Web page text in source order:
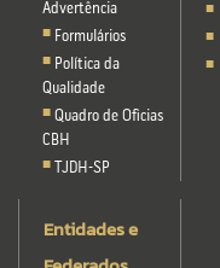
Advertência
Formulários
Política da
Qualidade
Quadro de Oficias
CBH
TJDH-SP
Entidades e